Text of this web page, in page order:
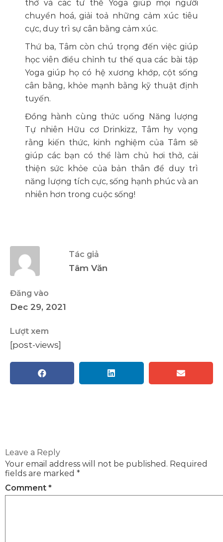
thở và các tư thế Yoga giúp mọi người
chuyển hoá, giải toả những cảm xúc tiêu
cực, duy trì sự cân bằng cảm xúc.
Thứ ba, Tâm còn chú trọng đến việc giúp
học viên điều chỉnh tư thế qua các bài tập
Yoga giúp họ có hệ xương khớp, cột sống
cân bằng, khỏe mạnh bằng kỹ thuật định
tuyến.
Đồng hành cùng thức uống Năng lượng
Tự nhiên Hữu cơ Drinkizz, Tâm hy vọng
rằng kiến thức, kinh nghiệm của Tâm sẽ
giúp các bạn có thể làm chủ hơi thở, cải
thiện sức khỏe của bản thân để duy trì
năng lượng tích cực, sống hạnh phúc và an
nhiên hơn trong cuộc sống!
Tác giả
Tâm Văn
Đăng vào
Dec 29, 2021
Lượt xem
[post-views]
Leave a Reply
Your email address will not be published. Required
fields are marked *
Comment *